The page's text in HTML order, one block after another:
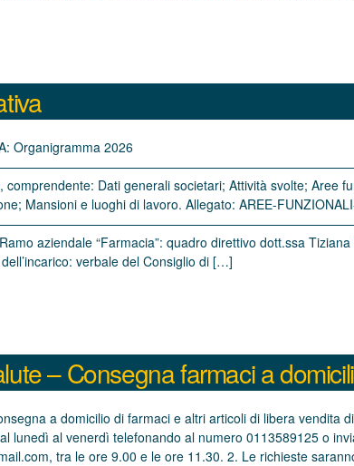
Organigramma 2026
comprendente: Dati generali societari; Attività svolte; Aree
Mansioni e luoghi di lavoro. Allegato: AREE-
aziendale “Farmacia”: quadro direttivo dott.ssa
verbale del Consiglio di […]
– Consegna farmaci a
a domicilio di farmaci e altri articoli di libera vendita
lunedì al venerdì telefonando al numero 0113589125 o
tra le ore 9.00 e le ore 11.30. 2. Le richieste